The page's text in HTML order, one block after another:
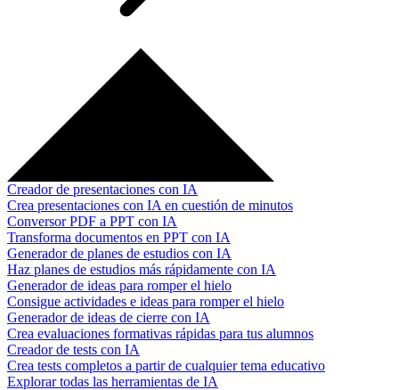
Creador de presentaciones con IA
Crea presentaciones con IA en cuestión de minutos
Conversor PDF a PPT con IA
Transforma documentos en PPT con IA
Generador de planes de estudios con IA
Haz planes de estudios más rápidamente con IA
Generador de ideas para romper el hielo
Consigue actividades e ideas para romper el hielo
Generador de ideas de cierre con IA
Crea evaluaciones formativas rápidas para tus alumnos
Creador de tests con IA
Crea tests completos a partir de cualquier tema educativo
Explorar todas las herramientas de IA